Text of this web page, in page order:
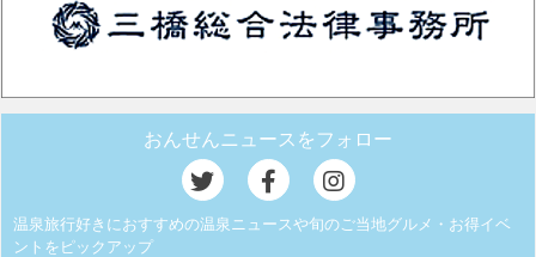
おんせんニュースをフォロー
温泉旅行好きにおすすめの温泉ニュースや旬のご当地グルメ・お得イベ
ントをピックアップ